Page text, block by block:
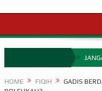
HOME FIQIH
GADIS